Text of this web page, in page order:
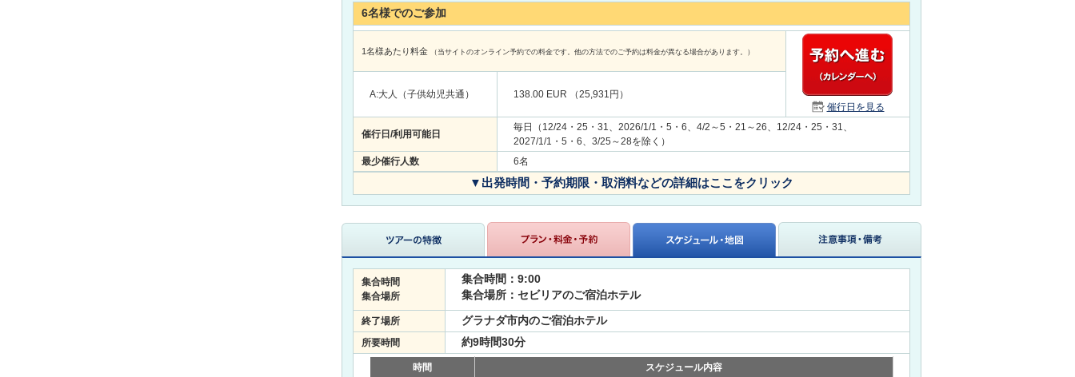
6名様でのご参加
1名様あたり料金 （当サイトのオンライン予約での料金です。他の方法でのご予約は料金が異なる場合があります。）
催行日を見る
A:大人（子供幼児共通） 138.00 EUR （25,931円）
催行日/利用可能日
毎日（12/24・25・31、2026/1/1・5・6、4/2～5・21～26、12/24・25・31、
2027/1/1・5・6、3/25～28を除く）
最少催行人数
6名
▼出発時間・予約期限・取消料などの詳細はここをクリック
集合時間
集合場所
集合時間：9:00
集合場所：セビリアのご宿泊ホテル
終了場所 グラナダ市内のご宿泊ホテル
所要時間 約9時間30分
時間 スケジュール内容